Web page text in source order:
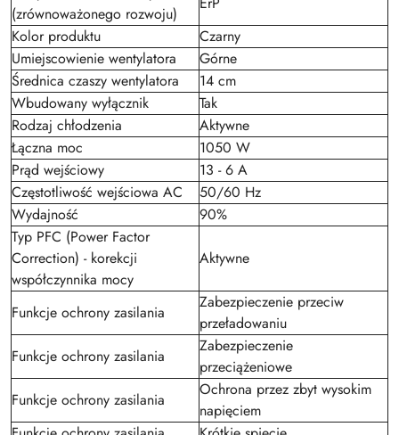
(zrównoważonego rozwoju)
Kolor produktu
Czarny
Umiejscowienie wentylatora
Górne
Średnica czaszy wentylatora
14 cm
Wbudowany wyłącznik
Tak
Rodzaj chłodzenia
Aktywne
Łączna moc
1050 W
Prąd wejściowy
13 - 6 A
Częstotliwość wejściowa AC
50/60 Hz
Wydajność
90%
Typ PFC (Power Factor
Correction) - korekcji
współczynnika mocy
Aktywne
Funkcje ochrony zasilania
Zabezpieczenie przeciw
przeładowaniu
Funkcje ochrony zasilania
Zabezpieczenie
przeciążeniowe
Funkcje ochrony zasilania
Ochrona przez zbyt wysokim
napięciem